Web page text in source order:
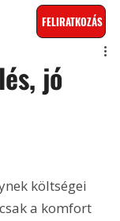
FELIRATKOZÁS
jó
költségei
a komfort